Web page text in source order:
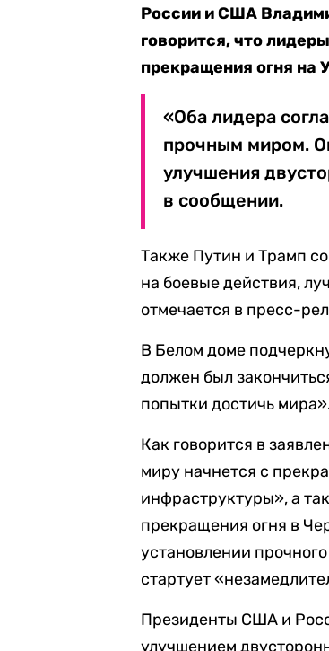
России и США
говорится, что
прекращения огня на
«Оба лидера
прочным миром.
улучшения
в сообщении.
Также Путин и Трамп
на боевые действия,
отмечается в пресс-
В Белом доме
должен был
попытки достичь
Как говорится в
миру начнется с
инфраструктуры», а
прекращения огня в
установлении
стартует
Президенты США и
улучшением